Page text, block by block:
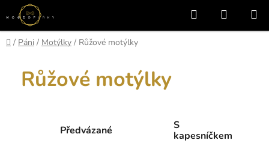
Přejít
na
obsah
Hledat
KOŠÍK
Domů
/ Páni / Motýlky / Růžové motýlky
Růžové motýlky
Předvázané
S
kapesníčkem